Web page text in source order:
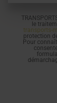
le
transports-
protection
Pour